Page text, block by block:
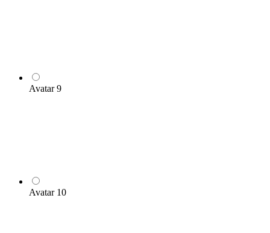
Avatar 9
Avatar 10